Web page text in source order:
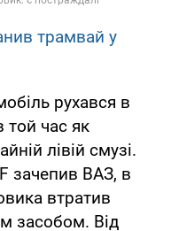
трамвай у
рухався в
той час як
лівій смузі.
зачепив ВАЗ, в
втратив
засобом. Від